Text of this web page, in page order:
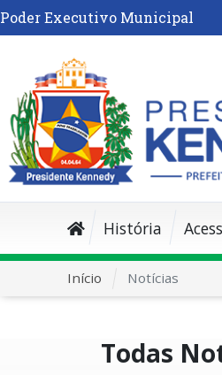
Poder Executivo Municipal
História
Início Notícias
Todas